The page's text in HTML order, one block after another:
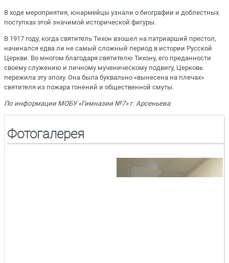
В ходе мероприятия, юнармейцы узнали о биографии и доблестных
поступках этой значимой исторической фигуры.
В 1917 году, когда святитель Тихон взошел на патриарший престол,
начинался едва ли не самый сложный период в истории Русской
Церкви. Во многом благодаря святителю Тихону, его преданности
своему служению и личному мученическому подвигу, Церковь
пережила эту эпоху. Она была буквально «вынесена на плечах»
святителя из пожара гонений и общественной смуты.
По информации МОБУ «Гимназии №7» г. Арсеньева
Фотогалерея